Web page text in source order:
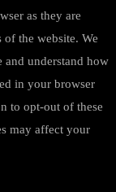
as they are
the website. We
and understand how
in your browser
to opt-out of these
may affect your